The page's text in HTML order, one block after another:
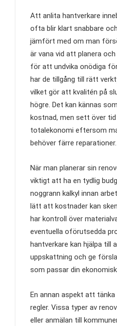
Att anlita hantverkare
ofta blir klart snabbare
jämfört med om man
är vana vid att planera
för att undvika onödiga
har de tillgång till rätt
vilket gör att kvalitén på
högre. Det kan kännas
kostnad, men sett över
totalekonomi eftersom
behöver färre reparationer.
När man planerar sin
viktigt att ha en tydlig
noggrann kalkyl innan
lätt att kostnader kan
har kontroll över
eventuella oförutsedda
hantverkare kan hjälpa till
uppskattning och ge
som passar din
En annan aspekt att
regler. Vissa typer av
eller anmälan till